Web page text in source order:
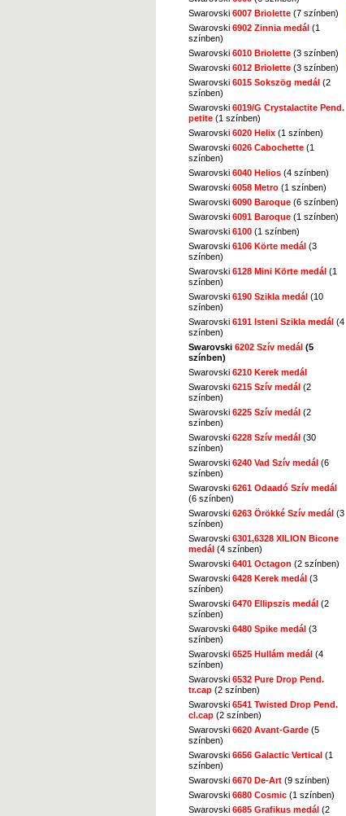
Swarovski 6007 Briolette (7 színben)
Swarovski 6902 Zinnia medál (1
színben)
Swarovski 6010 Briolette (3 színben)
Swarovski 6012 Briolette (3 színben)
Swarovski 6015 Sokszög medál (2
színben)
Swarovski 6019/G Crystalactite Pend.
petite (1 színben)
Swarovski 6020 Helix (1 színben)
Swarovski 6026 Cabochette (1
színben)
Swarovski 6040 Helios (4 színben)
Swarovski 6058 Metro (1 színben)
Swarovski 6090 Baroque (6 színben)
Swarovski 6091 Baroque (1 színben)
Swarovski 6100 (1 színben)
Swarovski 6106 Körte medál (3
színben)
Swarovski 6128 Mini Körte medál (1
színben)
Swarovski 6190 Szikla medál (10
színben)
Swarovski 6191 Isteni Szikla medál (4
színben)
Swarovski 6202 Szív medál (5
színben)
Swarovski 6210 Kerek medál
Swarovski 6215 Szív medál (2
színben)
Swarovski 6225 Szív medál (2
színben)
Swarovski 6228 Szív medál (30
színben)
Swarovski 6240 Vad Szív medál (6
színben)
Swarovski 6261 Odaadó Szív medál
(6 színben)
Swarovski 6263 Örökké Szív medál (3
színben)
Swarovski 6301,6328 XILION Bicone
medál (4 színben)
Swarovski 6401 Octagon (2 színben)
Swarovski 6428 Kerek medál (3
színben)
Swarovski 6470 Ellipszis medál (2
színben)
Swarovski 6480 Spike medál (3
színben)
Swarovski 6525 Hullám medál (4
színben)
Swarovski 6532 Pure Drop Pend.
tr.cap (2 színben)
Swarovski 6541 Twisted Drop Pend.
cl.cap (2 színben)
Swarovski 6620 Avant-Garde (5
színben)
Swarovski 6656 Galactic Vertical (1
színben)
Swarovski 6670 De-Art (9 színben)
Swarovski 6680 Cosmic (1 színben)
Swarovski 6685 Grafikus medál (2